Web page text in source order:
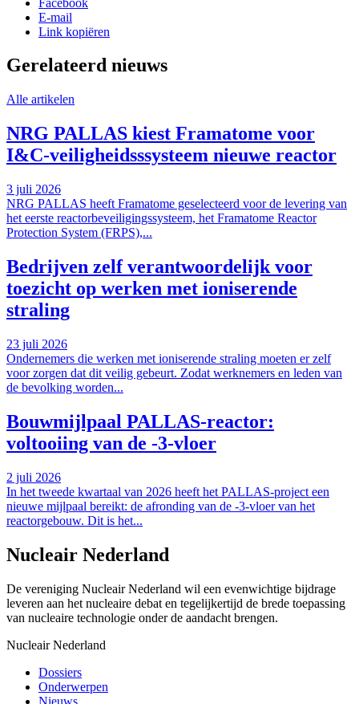
E-mail
Link kopiëren
Gerelateerd nieuws
Alle artikelen
NRG PALLAS kiest Framatome voor
I&C-veiligheidsssysteem nieuwe reactor
3 juli 2026
NRG PALLAS heeft Framatome geselecteerd voor de levering van
het eerste reactorbeveiligingssysteem, het Framatome Reactor
Protection System (FRPS),...
Bedrijven zelf verantwoordelijk voor
toezicht op werken met ioniserende
straling
23 juli 2026
Ondernemers die werken met ioniserende straling moeten er zelf
voor zorgen dat dit veilig gebeurt. Zodat werknemers en leden van
de bevolking worden...
Bouwmijlpaal PALLAS-reactor:
voltooiing van de -3-vloer
2 juli 2026
In het tweede kwartaal van 2026 heeft het PALLAS-project een
nieuwe mijlpaal bereikt: de afronding van de -3-vloer van het
reactorgebouw. Dit is het...
Nucleair Nederland
De vereniging Nucleair Nederland wil een evenwichtige bijdrage
leveren aan het nucleaire debat en tegelijkertijd de brede toepassing
van nucleaire technologie onder de aandacht brengen.
Nucleair Nederland
Dossiers
Onderwerpen
Nieuws